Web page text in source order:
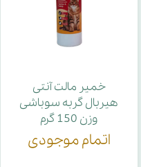
خمیر مالت آنتی
هیربال گربه سوباشی
وزن 150 گرم
اتمام موجودی